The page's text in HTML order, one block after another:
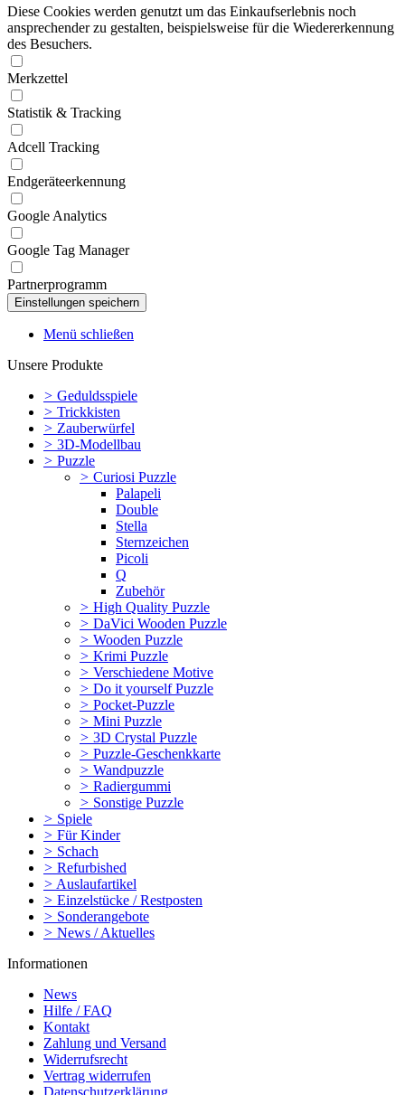
Diese Cookies werden genutzt um das Einkaufserlebnis noch
ansprechender zu gestalten, beispielsweise für die Wiedererkennung
des Besuchers.
Merkzettel
Statistik & Tracking
Adcell Tracking
Endgeräteerkennung
Google Analytics
Google Tag Manager
Partnerprogramm
Menü schließen
Unsere Produkte
> Geduldsspiele
> Trickkisten
> Zauberwürfel
> 3D-Modellbau
> Puzzle
> Curiosi Puzzle
Palapeli
Double
Stella
Sternzeichen
Picoli
Q
Zubehör
> High Quality Puzzle
> DaVici Wooden Puzzle
> Wooden Puzzle
> Krimi Puzzle
> Verschiedene Motive
> Do it yourself Puzzle
> Pocket-Puzzle
> Mini Puzzle
> 3D Crystal Puzzle
> Puzzle-Geschenkkarte
> Wandpuzzle
> Radiergummi
> Sonstige Puzzle
> Spiele
> Für Kinder
> Schach
> Refurbished
> Auslaufartikel
> Einzelstücke / Restposten
> Sonderangebote
> News / Aktuelles
Informationen
News
Hilfe / FAQ
Kontakt
Zahlung und Versand
Widerrufsrecht
Vertrag widerrufen
Datenschutzerklärung